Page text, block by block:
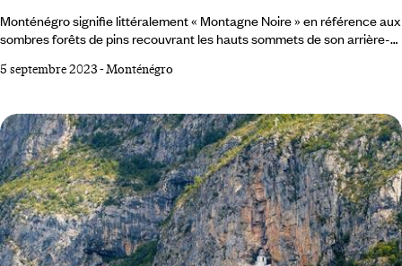
Monténégro signifie littéralement « Montagne Noire » en référence aux
sombres forêts de pins recouvrant les hauts sommets de son arrière-
adriatique de 293 kilomètres, qui s'exprime en paysages sauvages à la
et Ulcinj –, plages de galets, criques intimistes aux eaux turquoise et
falaises abruptes, son littoral ne manque pas de charme.
5 septembre 2023-Monténégro